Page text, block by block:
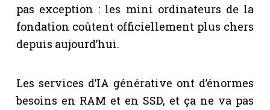
pas exception : les mini ordinateurs de la
fondation coûtent officiellement plus chers
depuis aujourd’hui.
Les services d’IA générative ont d’énormes
besoins en RAM et en SSD, et ça ne va pas